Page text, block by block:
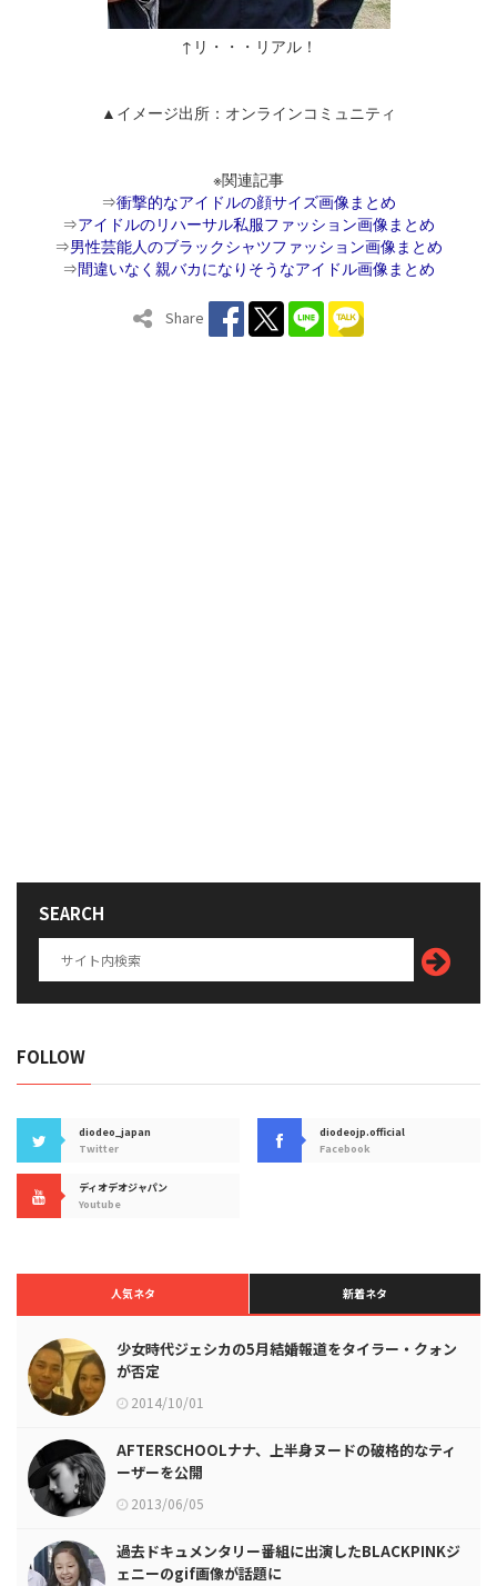
↑リ・・・リアル！
▲イメージ出所：オンラインコミュニティ
※関連記事
⇒衝撃的なアイドルの顔サイズ画像まとめ
⇒アイドルのリハーサル私服ファッション画像まとめ
⇒男性芸能人のブラックシャツファッション画像まとめ
⇒間違いなく親バカになりそうなアイドル画像まとめ
Share
SEARCH
FOLLOW
diodeo_japan
Twitter
diodeojp.official
Facebook
ディオデオジャパン
Youtube
人気ネタ 新着ネタ
少女時代ジェシカの5月結婚報道をタイラー・クォン
が否定
2014/10/01
AFTERSCHOOLナナ、上半身ヌードの破格的なティ
ーザーを公開
2013/06/05
過去ドキュメンタリー番組に出演したBLACKPINKジ
ェニーのgif画像が話題に